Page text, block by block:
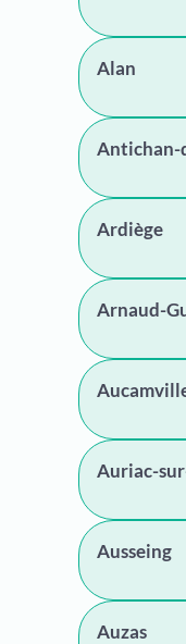
Alan
Antichan-
Ardiège
Arnaud-
Auriac-
Ausseing
Auzas